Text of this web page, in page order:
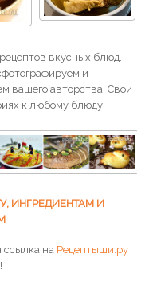
вкусных блюд.
и
вашего авторства. Свои
к любому блюду.
ИНГРЕДИЕНТАМ И
ссылка на Рецептыши.ру